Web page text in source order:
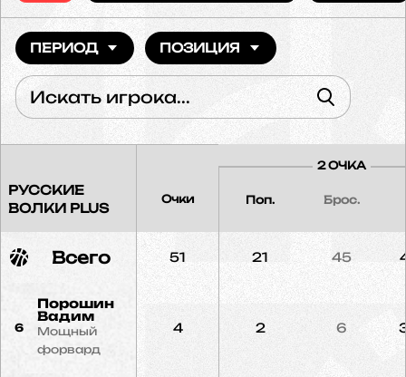
ПЕРИОД ПОЗИЦИЯ
РУССКИЕ
ВОЛКИ PLUS
Очки
2 ОЧКА
Поп. Брос.
Всего 51 21 45
6
Порошин
Вадим
Мощный
форвард
4 2 6